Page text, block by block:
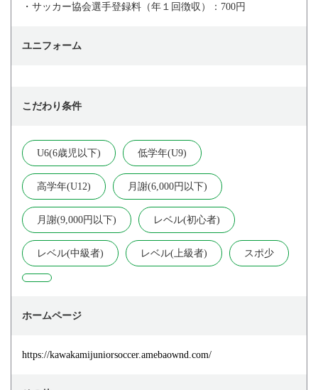
・サッカー協会選手登録料（年１回徴収）：700円
ユニフォーム
こだわり条件
U6(6歳児以下) 低学年(U9)
高学年(U12) 月謝(6,000円以下)
月謝(9,000円以下) レベル(初心者)
レベル(中級者) レベル(上級者) スポ少
ホームページ
https://kawakamijuniorsoccer.amebaownd.com/